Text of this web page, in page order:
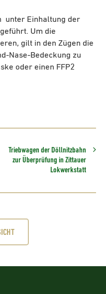
unter Einhaltung der
Um die
gilt in den Zügen die
Nase-Bedeckung zu
oder einen FFP2
Triebwagen der Döllnitzbahn
zur Überprüfung in Zittauer
Lokwerkstatt